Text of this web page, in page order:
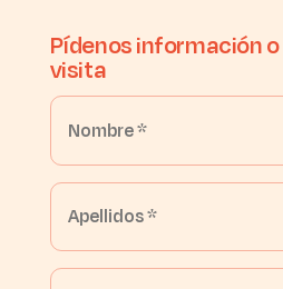
Pídenosinformacióno
visita